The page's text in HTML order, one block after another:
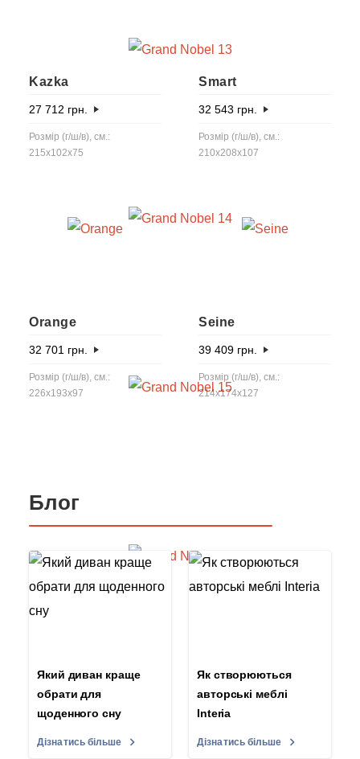
Kazka
27 712 грн.
Розмір (г/ш/в), см.:
215x102x75
Smart
32 543 грн.
Розмір (г/ш/в), см.:
210x208x107
Orange
32 701 грн.
Розмір (г/ш/в), см.:
226x193x97
Seine
39 409 грн.
Розмір (г/ш/в), см.:
214x174x127
Блог
Який диван краще
обрати для
щоденного сну
Дізнатись більше
Як створюються
авторські меблі
Interia
Дізнатись більше